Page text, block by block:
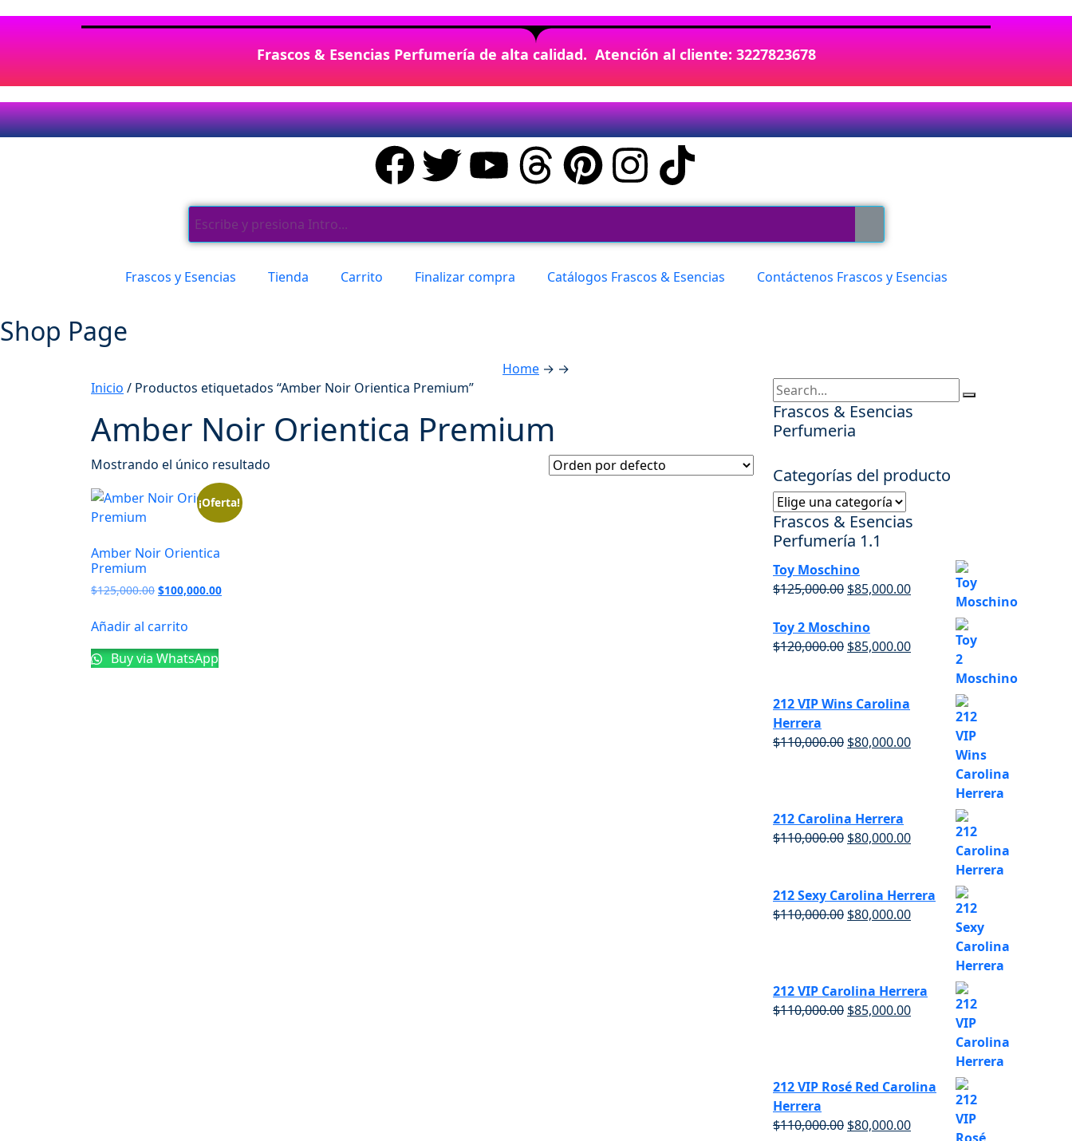
Frascos & Esencias Perfumería de alta calidad. Atención al cliente: 3227823678
Frascos y Esencias Tienda Carrito Finalizar compra Catálogos Frascos & Esencias Contáctenos Frascos y Esencias
Shop Page
Home → →
Inicio / Productos etiquetados “Amber Noir Orientica Premium”
Amber Noir Orientica Premium
Mostrando el único resultado
¡Oferta!
Amber Noir Orientica
Premium
$125,000.00 $100,000.00
Añadir al carrito
Buy via WhatsApp
Frascos & Esencias
Perfumeria
Categorías del producto
Frascos & Esencias
Perfumería 1.1
Toy Moschino
$125,000.00 $85,000.00
Toy 2 Moschino
$120,000.00 $85,000.00
212 VIP Wins Carolina
Herrera
$110,000.00 $80,000.00
212 Carolina Herrera
$110,000.00 $80,000.00
212 Sexy Carolina Herrera
$110,000.00 $80,000.00
212 VIP Carolina Herrera
$110,000.00 $85,000.00
212 VIP Rosé Red Carolina
Herrera
$110,000.00 $80,000.00